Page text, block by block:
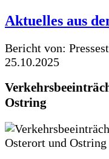
Aktuelles aus
Bericht von:
25.10.2025
Ostring